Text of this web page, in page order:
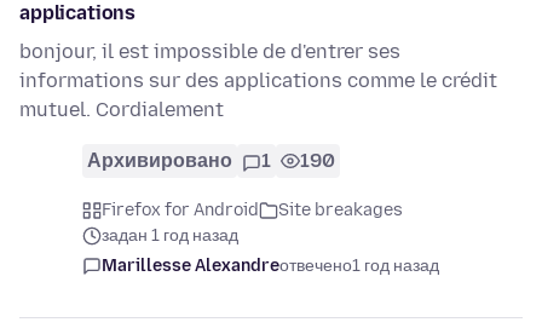
applications
bonjour, il est impossible de d'entrer ses
informations sur des applications comme le crédit
mutuel. Cordialement
Архивировано 1 190
Firefox for Android
Site breakages
задан 1 год назад
Marillesse Alexandreотвечено1 год назад